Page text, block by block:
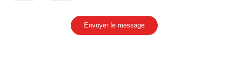
Envoyer le message